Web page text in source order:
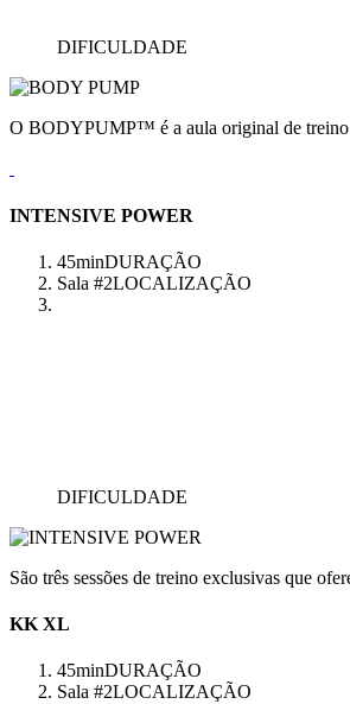
DIFICULDADE
O BODYPUMP™ é a aula original de treino
INTENSIVE POWER
45minDURAÇÃO
Sala #2LOCALIZAÇÃO
DIFICULDADE
São três sessões de treino exclusivas que
KK XL
45minDURAÇÃO
Sala #2LOCALIZAÇÃO